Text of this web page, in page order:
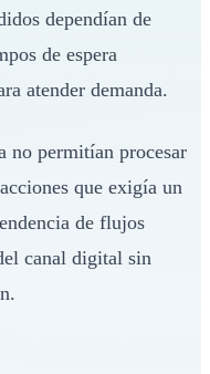
dependían de
de espera
atender demanda.
no permitían procesar
que exigía un
de flujos
canal digital sin